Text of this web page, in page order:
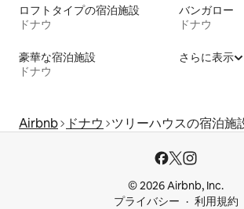
ロフトタイプの宿泊施設
ドナウ
バンガロー
ドナウ
豪華な宿泊施設
ドナウ
さらに表示
Airbnb ドナウ ツリーハウスの宿泊施
© 2026 Airbnb, Inc.
プライバシー
利用規約